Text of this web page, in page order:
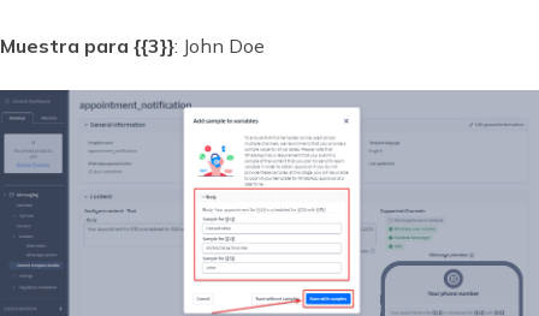
Muestra para {{3}}: John Doe